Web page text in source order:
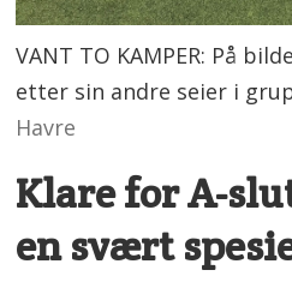
VANT TO KAMPER: På
etter sin andre seier i
Havre
Klare for A-
en svært